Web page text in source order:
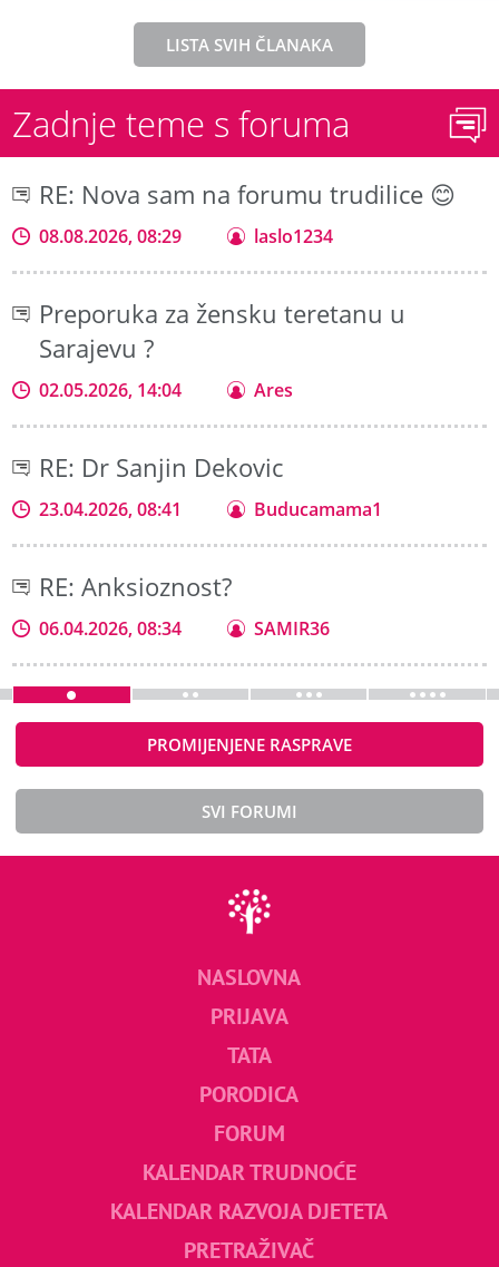
LISTA SVIH ČLANAKA
Zadnje teme s foruma
RE: Nova sam na forumu trudilice 😊
08.08.2026, 08:29 laslo1234
Preporuka za žensku teretanu u
Sarajevu ?
02.05.2026, 14:04 Ares
RE: Dr Sanjin Dekovic
23.04.2026, 08:41 Buducamama1
RE: Anksioznost?
06.04.2026, 08:34 SAMIR36
PROMIJENJENE RASPRAVE
SVI FORUMI
NASLOVNA
PRIJAVA
TATA
PORODICA
FORUM
KALENDAR TRUDNOĆE
KALENDAR RAZVOJA DJETETA
PRETRAŽIVAČ